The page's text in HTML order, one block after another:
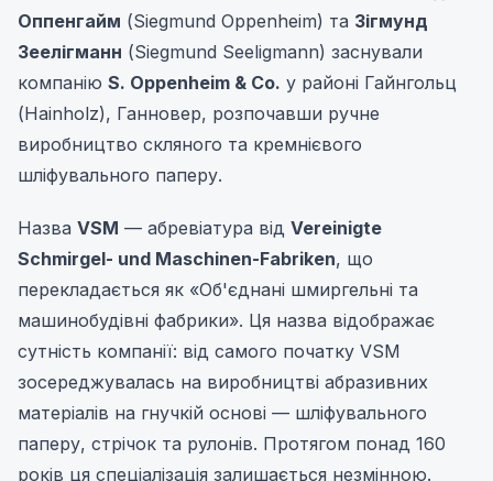
Оппенгайм (Siegmund Oppenheim) та Зігмунд
Зеелігманн (Siegmund Seeligmann) заснували
компанію S. Oppenheim & Co. у районі Гайнгольц
(Hainholz), Ганновер, розпочавши ручне
виробництво скляного та кремнієвого
шліфувального паперу.
Назва VSM — абревіатура від Vereinigte
Schmirgel- und Maschinen-Fabriken, що
перекладається як «Об'єднані шмиргельні та
машинобудівні фабрики». Ця назва відображає
сутність компанії: від самого початку VSM
зосереджувалась на виробництві абразивних
матеріалів на гнучкій основі — шліфувального
паперу, стрічок та рулонів. Протягом понад 160
років ця спеціалізація залишається незмінною.